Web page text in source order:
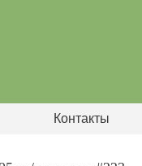
Контакты